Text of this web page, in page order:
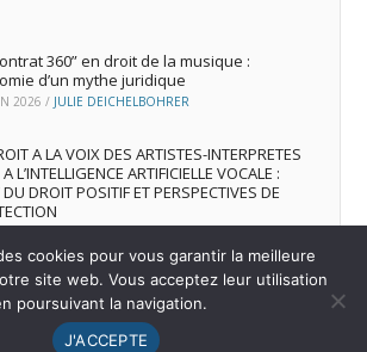
360” en droit de la musique :
d’un mythe juridique
2026 / JULIE DEICHELBOHRER
A LA VOIX DES ARTISTES-INTERPRETES
L’INTELLIGENCE ARTIFICIELLE VOCALE :
DROIT POSITIF ET PERSPECTIVES DE
IREDIC-Mentions Légales
cookies pour vous garantir la meilleure
site web. Vous acceptez leur utilisation
poursuivant la navigation.
J'ACCEPTE